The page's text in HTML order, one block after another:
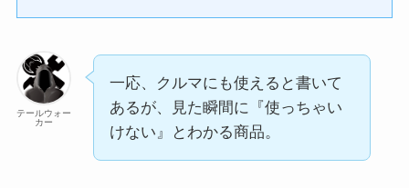
テールウォー
カー
一応、クルマにも使えると書いて
あるが、見た瞬間に『使っちゃい
けない』とわかる商品。